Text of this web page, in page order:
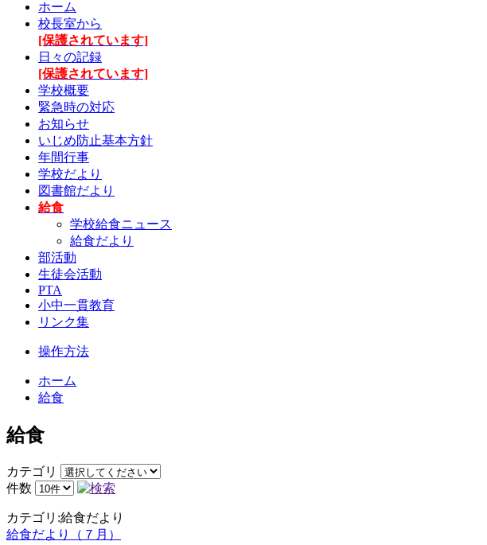
ホーム
校長室から
[保護されています]
日々の記録
[保護されています]
学校概要
緊急時の対応
お知らせ
いじめ防止基本方針
年間行事
学校だより
図書館だより
給食
学校給食ニュース
給食だより
部活動
生徒会活動
PTA
小中一貫教育
リンク集
操作方法
ホーム
給食
給食
カテゴリ
件数
カテゴリ:給食だより
給食だより（７月）